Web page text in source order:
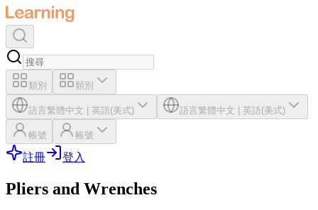
類別 類別
語言繁體中文 英語(美式) 語言繁體中文 英語(美式)
帳號 帳號
註冊 登入
Pliers and Wrenches